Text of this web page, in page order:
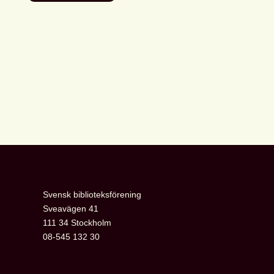
Svensk
Svensk biblioteksförening
Sveavägen 41
111 34 Stockholm
08-545 132 30